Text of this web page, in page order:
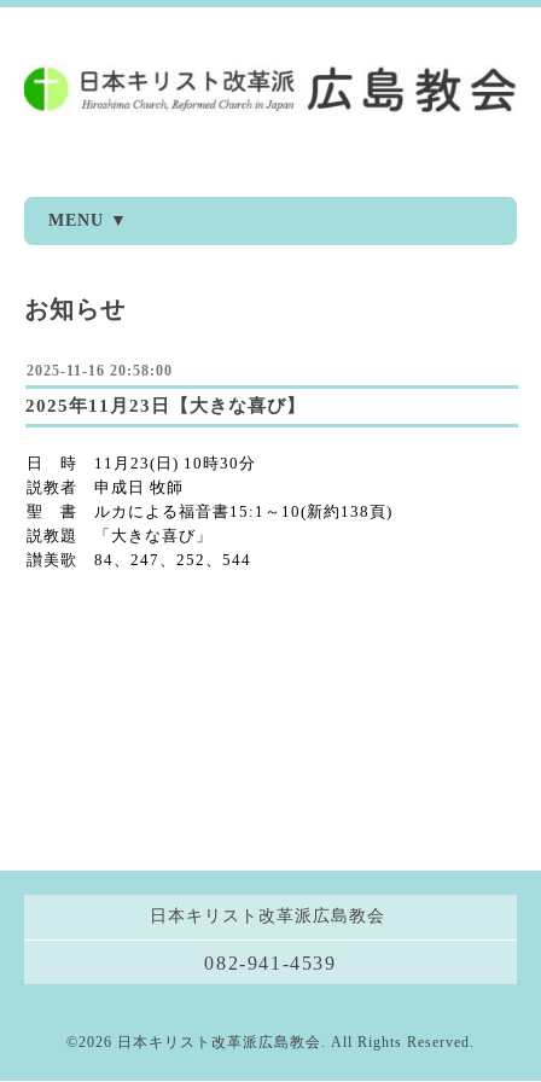
MENU ▼
お知らせ
2025-11-16 20:58:00
2025年11月23日【大きな喜び】
日 時 11月23(日) 10時30分
説教者 申成日 牧師
聖 書 ルカによる福音書15:1～10(新約138頁)
説教題 「大きな喜び」
讃美歌 84、247、252、544
日本キリスト改革派広島教会
082-941-4539
©2026 日本キリスト改革派広島教会. All Rights Reserved.